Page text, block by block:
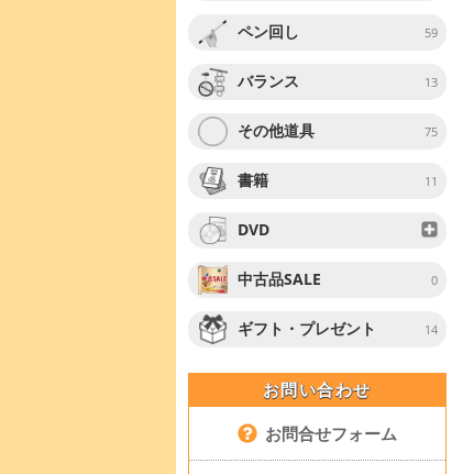
ペン回し 59
バランス 13
その他道具 75
書籍 11
DVD
中古品SALE 0
ギフト・プレゼント 14
お問い合わせ
お問合せフォーム